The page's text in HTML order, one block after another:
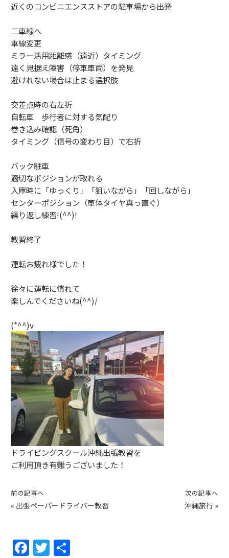
近くのコンビニエンスストアの駐車場から出発
二車線へ
車線変更
ミラー活用距離感（遠近）タイミング
遠く見据え障害（停車車両）を発見
避けれない場合は止まる選択肢
交差点時の右左折
自転車 歩行者に対する気配り
巻き込み確認（死角）
タイミング（信号の変わり目）で右折
バック駐車
適切なポジションが取れる
入庫時に「ゆっくり」「狙いながら」「回しながら」
センターポジション（車体タイヤ真っ直ぐ）
繰り返し練習!(^^)!
教習終了
運転お疲れ様でした！
徐々に運転に慣れて
楽しんでくださいね(^^)/
(*^^)v
ドライビングスクール沖縄出張教習を
ご利用頂き有難うございました！
前の記事へ
« 出張ペーパードライバー教習
次の記事へ
沖縄旅行 »
F T